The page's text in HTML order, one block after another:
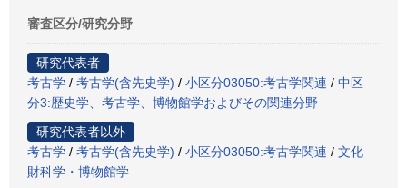
審査区分/研究分野
研究代表者
考古学 / 考古学(含先史学) / 小区分03050:考古学関連 / 中区
分3:歴史学、考古学、博物館学およびその関連分野
研究代表者以外
考古学 / 考古学(含先史学) / 小区分03050:考古学関連 / 文化
財科学・博物館学